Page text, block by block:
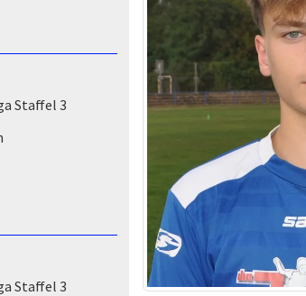
Staffel 3
Staffel 3